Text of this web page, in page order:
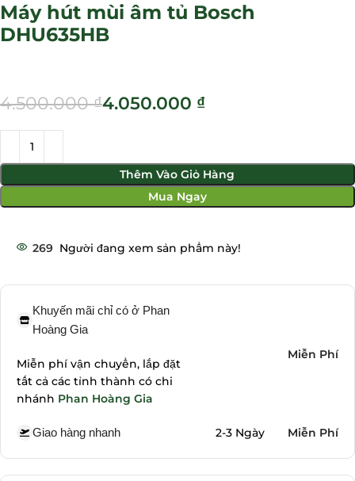
Máy hút mùi âm tủ Bosch
DHU635HB
4.500.000₫4.050.000 ₫
Thêm Vào Giỏ Hàng
Mua Ngay
269 Người đang xem sản phẩm này!
Khuyến mãi chỉ có ở Phan
Hoàng Gia
Miễn phí vận chuyển, lắp đặt
tất cả các tỉnh thành có chi
nhánh Phan Hoàng Gia
Miễn Phí
Giao hàng nhanh 2-3 Ngày Miễn Phí